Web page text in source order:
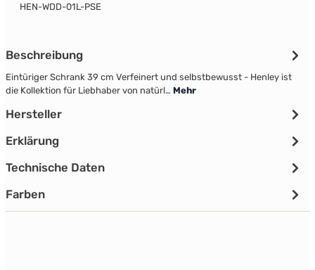
HEN-WDD-01L-PSE
Beschreibung
Eintüriger Schrank 39 cm Verfeinert und selbstbewusst - Henley ist
die Kollektion für Liebhaber von natürl… Mehr
Hersteller
Erklärung
Technische Daten
Farben